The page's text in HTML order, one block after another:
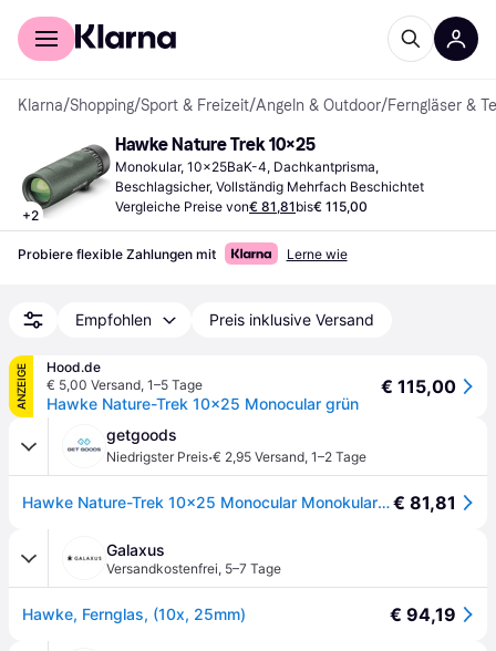
Für Shopper
Klarna/Shopping/Sport & Freizeit/Angeln & Outdoor/Ferngläser &
+2
Hawke Nature Trek 10×25
Monokular, 10x25BaK-4, Dachkantprisma,
Beschlagsicher, Vollständig Mehrfach Beschichtet
Vergleiche Preise von€ 81,81bis€ 115,00
Probiere flexible Zahlungen mit Lerne wie
Empfohlen Preis inklusive Versand
ANZEIGE
Hood.de
€ 5,00 Versand, 1–5 Tage
Hawke Nature-Trek 10x25 Monocular grün
€ 115,00
getgoods
Niedrigster Preis·€ 2,95 Versand, 1–2 Tage
Hawke Nature-Trek 10x25 Monocular Monokular 10 x 25 mm Grün€ 81,81
Galaxus
Versandkostenfrei, 5–7 Tage
Hawke, Fernglas, (10x, 25mm) € 94,19